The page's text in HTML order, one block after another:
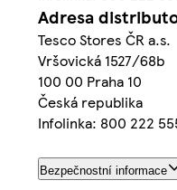
Adresa
Tesco Stores ČR a.s.
Vršovická 1527/68b
100 00 Praha 10
Česká republika
Infolinka: 800 222
Bezpečnostní informace